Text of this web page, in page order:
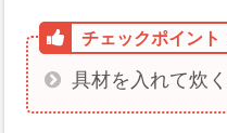
具材を入れて炊